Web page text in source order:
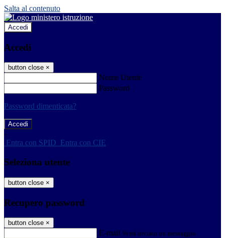
Salta al contenuto
Accedi
Accedi
button close ×
Nome Utente
Password
Password dimenticata?
-
Entra con SPID Entra con CIE
Seleziona utente
button close ×
Recupero password
button close ×
E-mail Verrà inviato un messaggio